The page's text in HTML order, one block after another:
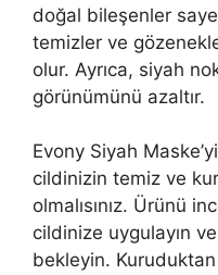
doğal bileşenler
temizler ve
olur. Ayrıca, siyah
görünümünü azaltır.
Evony Siyah
cildinizin temiz ve
olmalısınız. Ürünü
cildinize uygulayın
bekleyin.